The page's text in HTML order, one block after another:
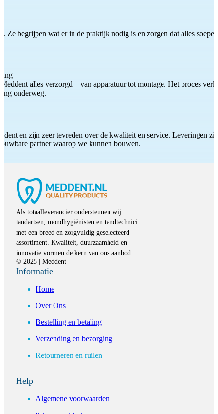
Ze begrijpen wat er in de praktijk nodig is en zorgen dat alles
alles verzorgd – van apparatuur tot montage. Het proces
onderweg.
en zijn zeer tevreden over de kwaliteit en service. Leveringen
partner waarop we kunnen bouwen.
Als totaalleverancier ondersteunen wij
tandartsen, mondhygiënisten en tandtechnici
met een breed en zorgvuldig geselecteerd
assortiment. Kwaliteit, duurzaamheid en
innovatie vormen de kern van ons aanbod.
© 2025 | Meddent
Informatie
Home
Over Ons
Bestelling en betaling
Verzending en bezorging
Retourneren en ruilen
Help
Algemene voorwaarden